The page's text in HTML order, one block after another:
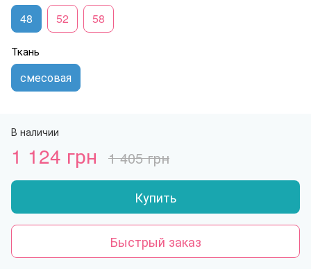
48 52 58
Ткань
смесовая
В наличии
1 124 грн 1 405 грн
Купить
Быстрый заказ